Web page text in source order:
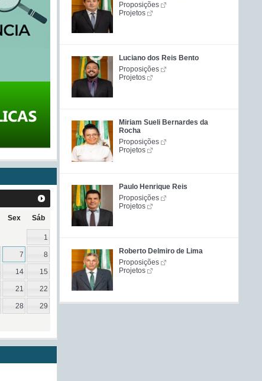
Proposições
Projetos
Luciano dos Reis Bento
Proposições
Projetos
Miriam Sueli Bernardes da
Rocha
Proposições
Projetos
Paulo Henrique Reis
Proposições
Projetos
Roberto Delmiro de Lima
Proposições
Projetos
Sex Sáb
1
7 8
14 15
21 22
28 29